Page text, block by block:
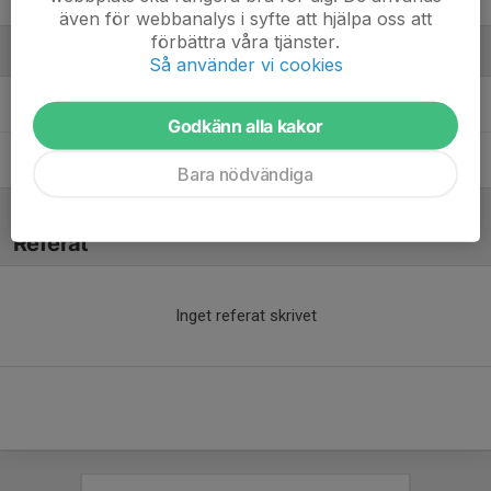
Daniel KorolTränare
Referat
Inget referat skrivet
även för webbanalys i syfte att hjälpa oss att
förbättra våra tjänster.
Så använder vi cookies
Godkänn alla kakor
Bara nödvändiga